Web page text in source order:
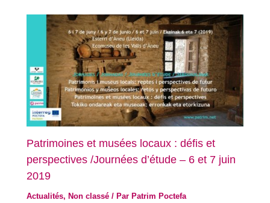
Patrimoines et musées locaux : défis et
perspectives /Journées d’étude – 6 et 7 juin
2019
Actualités, Non classé / Par Patrim Poctefa